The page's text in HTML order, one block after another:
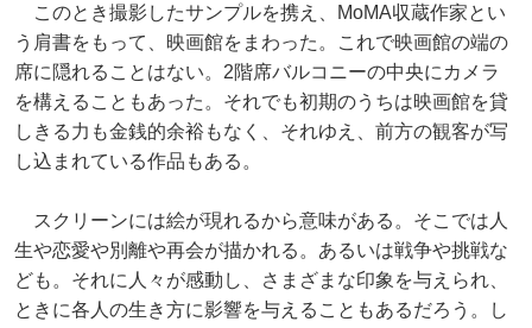
このとき撮影したサンプルを携え、MoMA収蔵作家とい
う肩書をもって、映画館をまわった。これで映画館の端の
席に隠れることはない。2階席バルコニーの中央にカメラ
を構えることもあった。それでも初期のうちは映画館を貸
しきる力も金銭的余裕もなく、それゆえ、前方の観客が写
し込まれている作品もある。
スクリーンには絵が現れるから意味がある。そこでは人
生や恋愛や別離や再会が描かれる。あるいは戦争や挑戦な
ども。それに人々が感動し、さまざまな印象を与えられ、
ときに各人の生き方に影響を与えることもあるだろう。し